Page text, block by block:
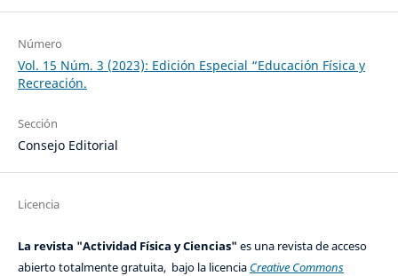
Número
Vol. 15 Núm. 3 (2023): Edición Especial “Educación Física y
Recreación.
Sección
Consejo Editorial
Licencia
La revista "Actividad Física y Ciencias" es una revista de acceso
abierto totalmente gratuita, bajo la licencia Creative Commons